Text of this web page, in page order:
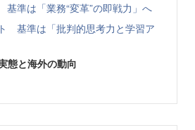
準は「業務“変革”の即戦力」へ
基準は「批判的思考力と学習ア
態と海外の動向